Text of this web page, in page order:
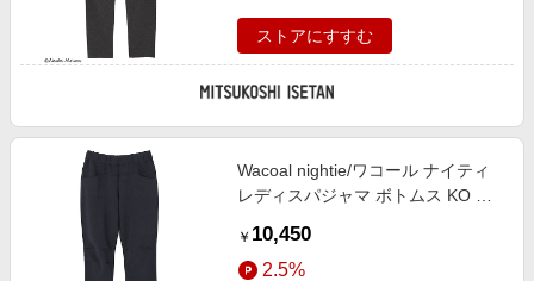
ストアにすすむ
Wacoal nightie/ワコール ナイティ
レディスパジャマ ボトムス KO ル
￥ 10,450
2.5%